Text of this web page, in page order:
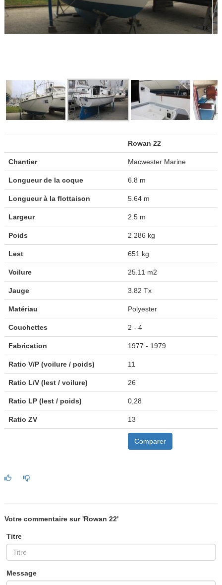
Rowan 22
Chantier Macwester Marine
Longueur de la coque 6.8 m
Longueur à la flottaison 5.64 m
Largeur 2.5 m
Poids 2 286 kg
Lest 651 kg
Voilure 25.11 m2
Jauge 3.82 Tx
Matériau Polyester
Couchettes 2 - 4
Fabrication 1977 - 1979
Ratio V/P (voilure / poids) 11
Ratio L/V (lest / voilure) 26
Ratio LP (lest / poids) 0,28
Ratio ZV 13
Comparer
Votre commentaire sur 'Rowan 22'
Titre
Message